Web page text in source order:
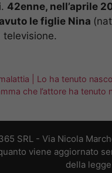
42enne, nell’aprile
le figlie Nina
| Lo ha tenuto
che l’attore ha tenuto
SRL - Via Nicola
viene aggiornato
della